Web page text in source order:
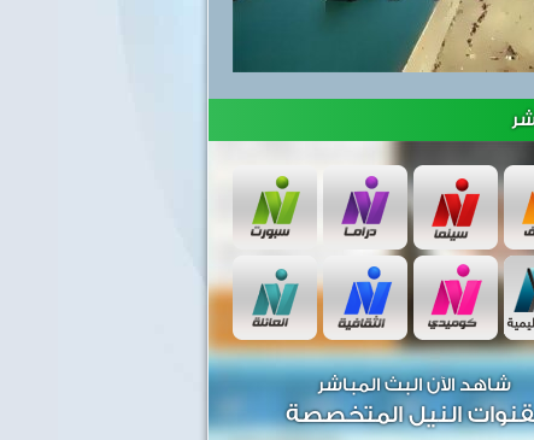
شاهد الآن البث المباشر
النيل المتخصصة